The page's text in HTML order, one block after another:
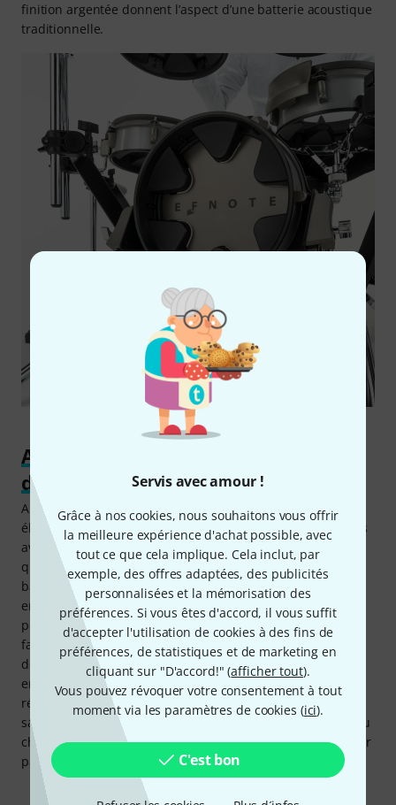
Servis avec amour !
Grâce à nos cookies, nous souhaitons vous offrir
la meilleure expérience d'achat possible, avec
tout ce que cela implique. Cela inclut, par
exemple, des offres adaptées, des publicités
personnalisées et la mémorisation des
préférences. Si vous êtes d'accord, il vous suffit
d'accepter l'utilisation de cookies à des fins de
préférences, de statistiques et de marketing en
cliquant sur "D'accord!" (afficher tout).
Vous pouvez révoquer votre consentement à tout
moment via les paramètres de cookies (ici).
C'est bon
finition argentée donnent l’aspect d’une batterie acoustique
traditionnelle.
Appréciée aussi des autres membres
du groupe
Aujourd’hui, on voit de plus en plus de batteries
électroniques sur scène. Ce n’est guère étonnant au vu des
avantages . Les pads en peau maillée ne provoquent
quasiment aucun bruit par eux-mêmes : le son de la
batterie est alors beaucoup mieux gérable via les seules
enceintes de retour. C’est particulièrement appréciable
pour l’accordage et le jeu d’instruments de volume plus
faible àcoté, ou pour le chant. C’est un avantage bien sûr
déjà lors d’une prestation sur une scène standard, mais
encore bien plus dans des endroits à l’acoustique très
réverbérée comme les églises. Et bien sûr, ces qualités
sauront également s’exprimer dans la salle de répétition ou
chez soi dans le home-studio. Bref, une batterie à employer
partout et en toutes circonstances !